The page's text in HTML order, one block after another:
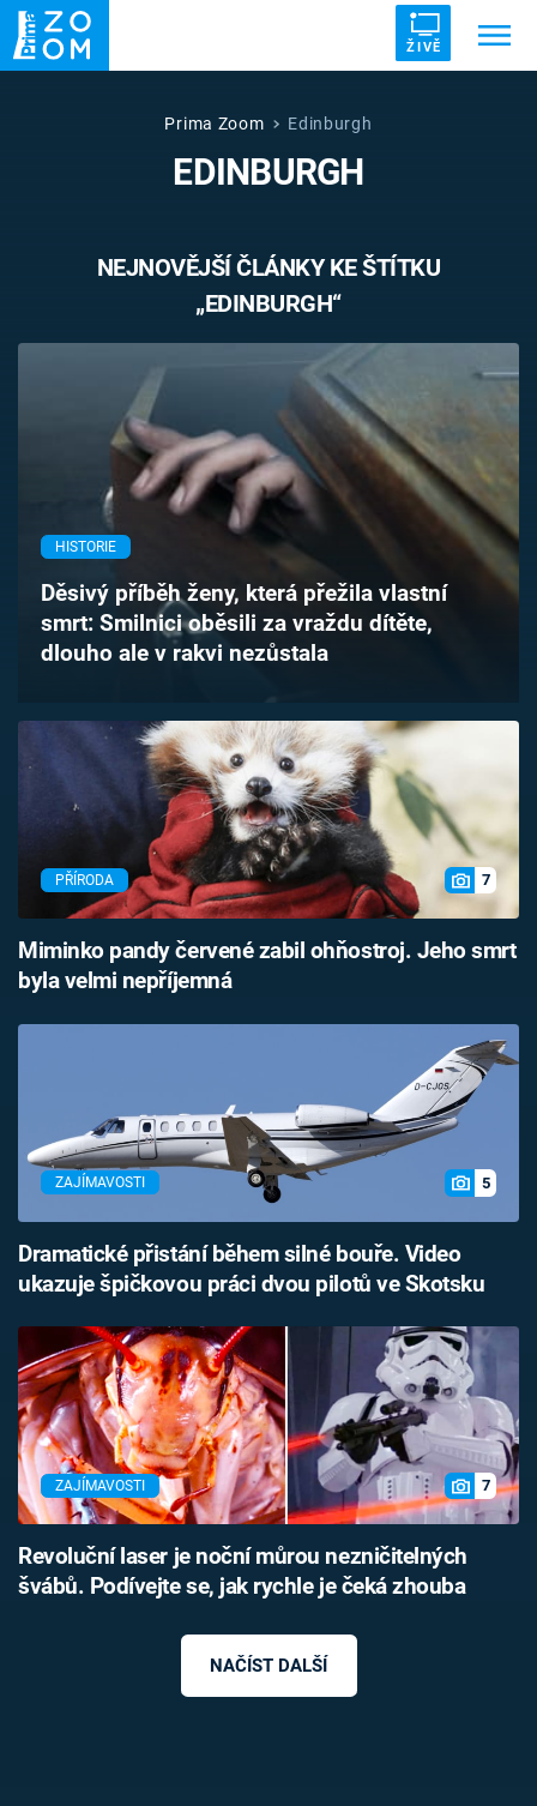
ŽIVĚ
DRUHÁ SVĚTOVÁ VÁLKA
VETŘELCI DÁVNOVĚKU
TV Program
Časopis
Sledujte prima+
Sledujte nás
Prima Zoom Edinburgh
EDINBURGH
NEJNOVĚJŠÍ ČLÁNKY KE ŠTÍTKU
„EDINBURGH“
HISTORIE
Děsivý příběh ženy, která přežila vlastní
smrt: Smilnici oběsili za vraždu dítěte,
dlouho ale v rakvi nezůstala
PŘÍRODA 7
Miminko pandy červené zabil ohňostroj. Jeho smrt
byla velmi nepříjemná
ZAJÍMAVOSTI 5
Dramatické přistání během silné bouře. Video
ukazuje špičkovou práci dvou pilotů ve Skotsku
ZAJÍMAVOSTI 7
Revoluční laser je noční můrou nezničitelných
švábů. Podívejte se, jak rychle je čeká zhouba
NAČÍST DALŠÍ